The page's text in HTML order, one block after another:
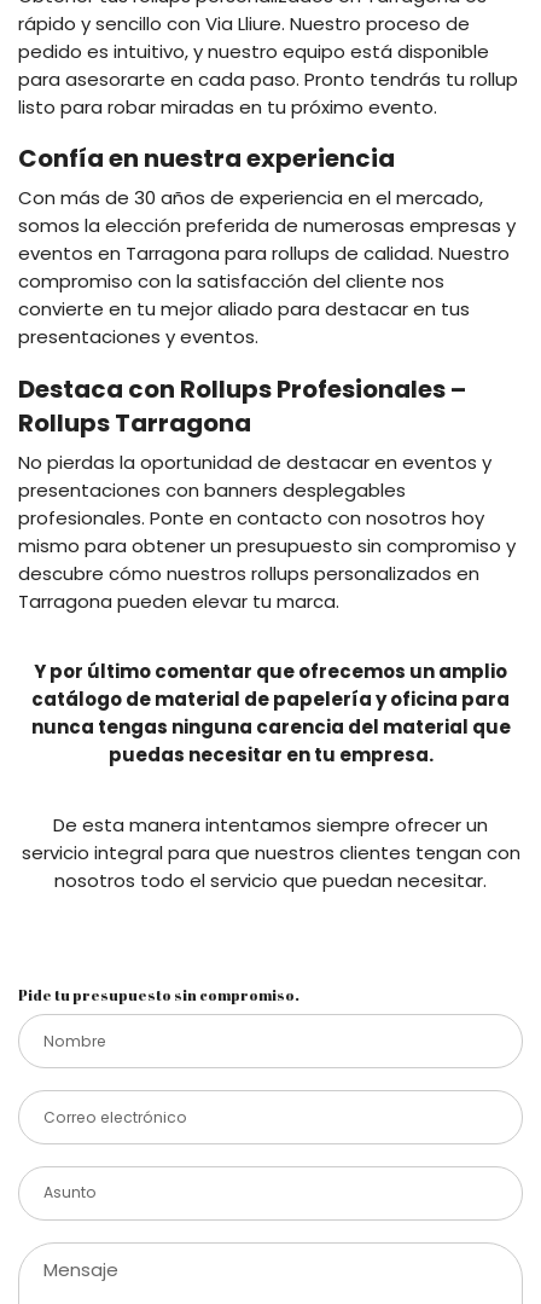
rápido y sencillo con Via Lliure. Nuestro proceso de
pedido es intuitivo, y nuestro equipo está disponible
para asesorarte en cada paso. Pronto tendrás tu rollup
listo para robar miradas en tu próximo evento.
Confía en nuestra experiencia
Con más de 30 años de experiencia en el mercado,
somos la elección preferida de numerosas empresas y
eventos en Tarragona para rollups de calidad. Nuestro
compromiso con la satisfacción del cliente nos
convierte en tu mejor aliado para destacar en tus
presentaciones y eventos.
Destaca con Rollups Profesionales –
Rollups Tarragona
No pierdas la oportunidad de destacar en eventos y
presentaciones con banners desplegables
profesionales. Ponte en contacto con nosotros hoy
mismo para obtener un presupuesto sin compromiso y
descubre cómo nuestros rollups personalizados en
Tarragona pueden elevar tu marca.
Y por último comentar que ofrecemos un amplio
catálogo de material de papelería y oficina para
nunca tengas ninguna carencia del material que
puedas necesitar en tu empresa.
De esta manera intentamos siempre ofrecer un
servicio integral para que nuestros clientes tengan con
nosotros todo el servicio que puedan necesitar.
Pide tu presupuesto sin compromiso.